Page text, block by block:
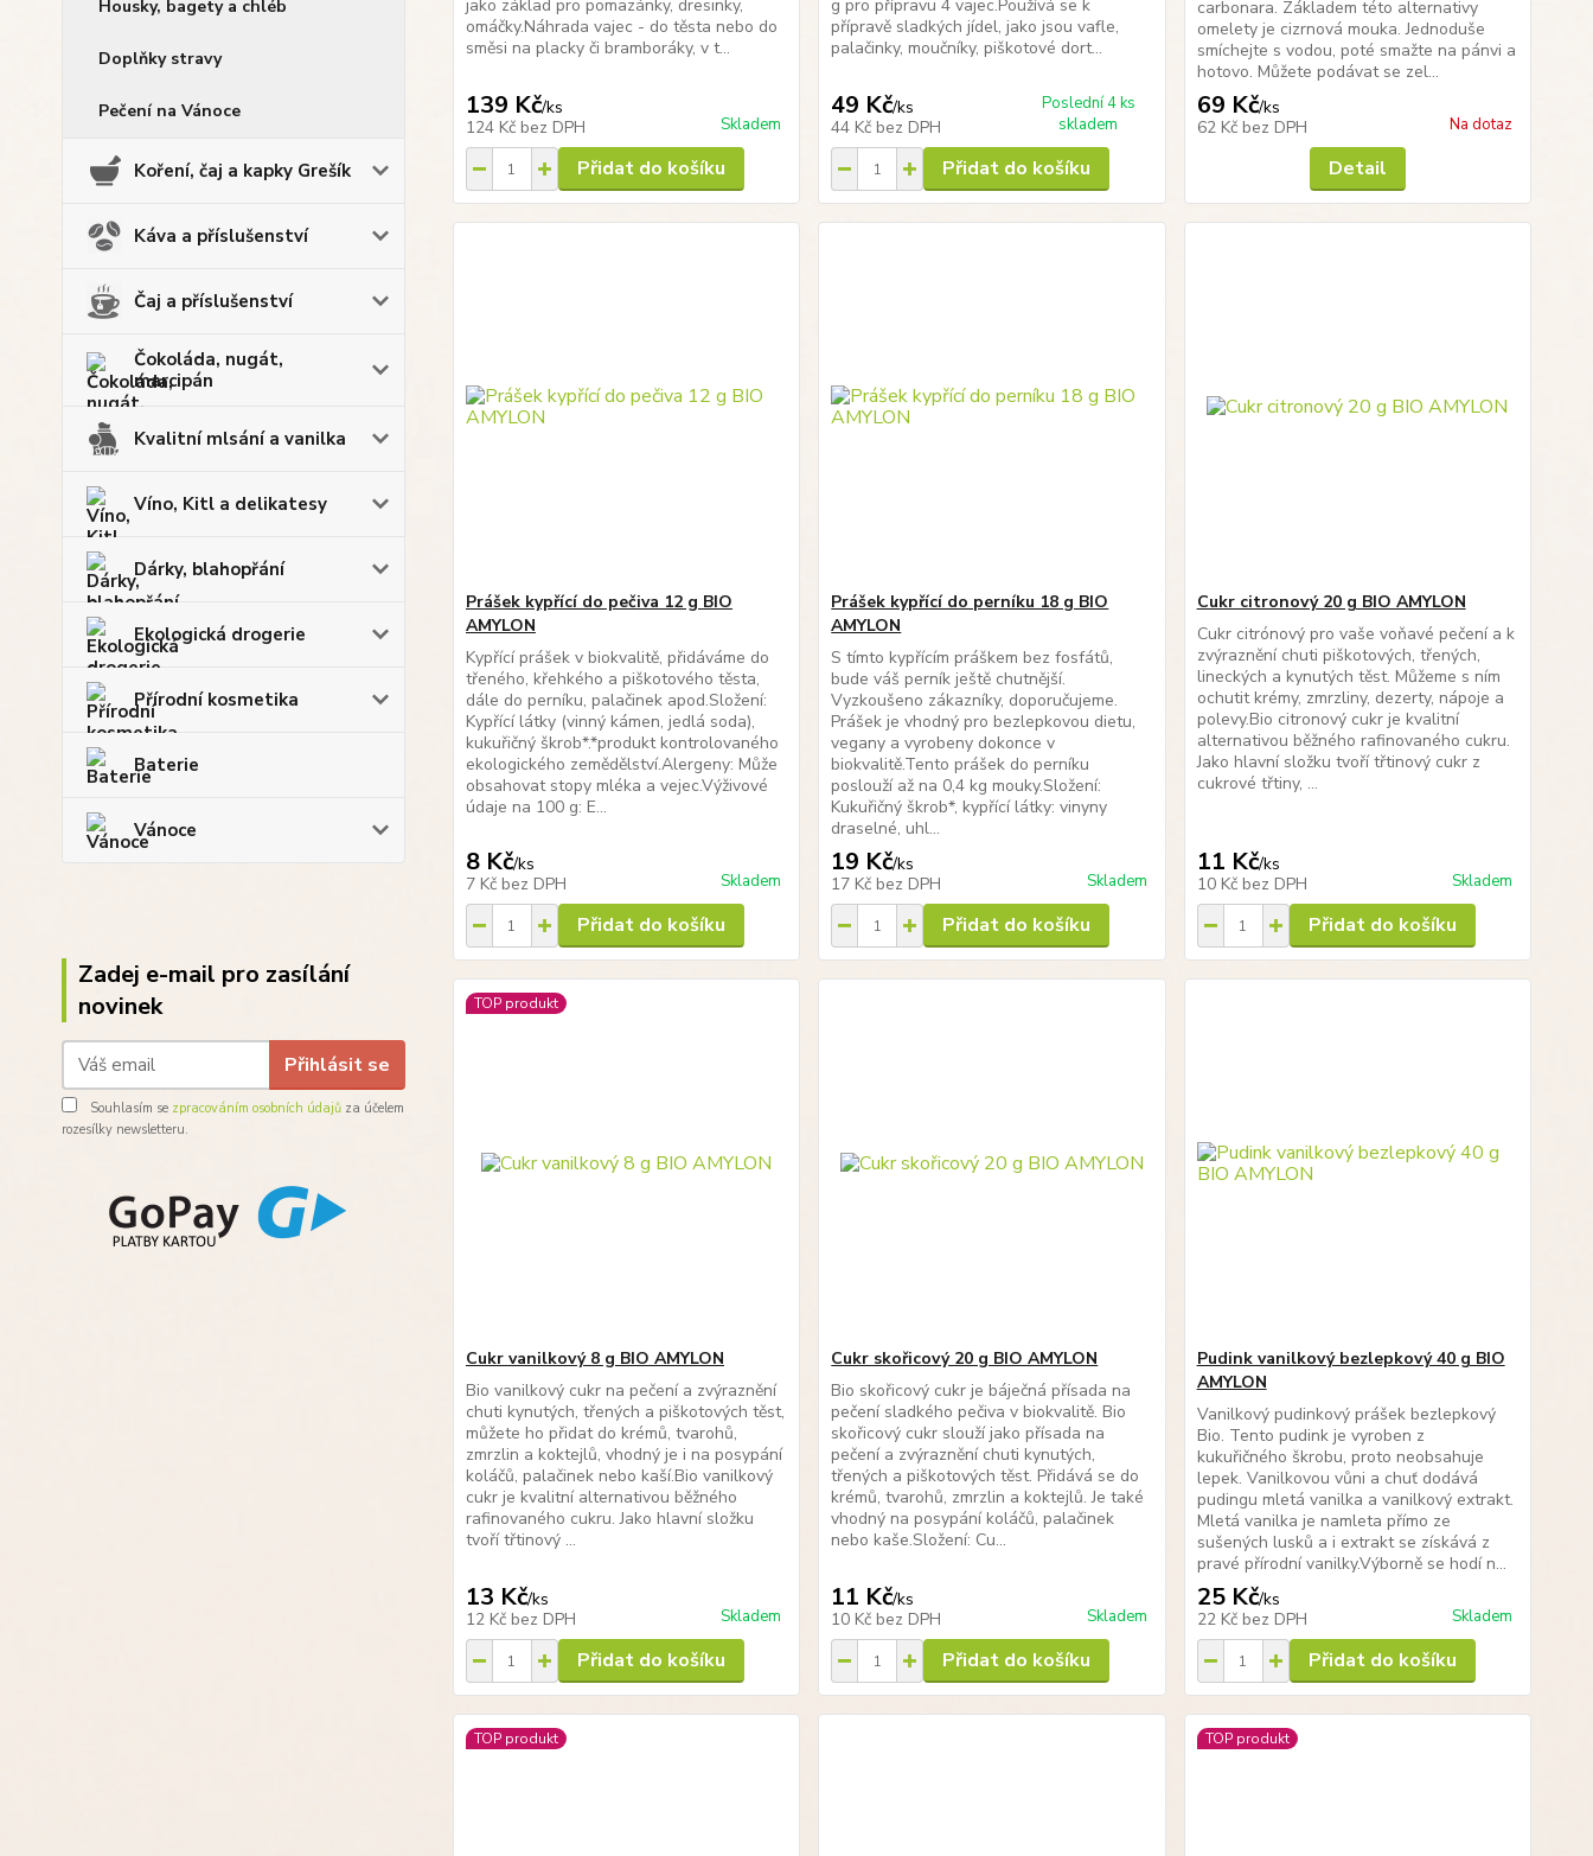
Housky, bagety a chléb
Doplňky stravy
Pečení na Vánoce
Koření, čaj a kapky Grešík
Káva a příslušenství
Čaj a příslušenství
Čokoláda, nugát,
marcipán
Kvalitní mlsání a vanilka
Víno, Kitl a delikatesy
Dárky, blahopřání
Ekologická drogerie
Přírodní kosmetika
Baterie
Vánoce
Zadej e-mail pro zasílání
novinek
Přihlásit se
Souhlasím se zpracováním osobních údajů za účelem
rozesílky newsletteru.
jako základ pro pomazánky, dresinky,
omáčky.Náhrada vajec - do těsta nebo do
směsi na placky či bramboráky, v t...
139 Kč/ks
124 Kč bez DPH Skladem
Přidat do košíku
g pro přípravu 4 vajec.Používá se k
přípravě sladkých jídel, jako jsou vafle,
palačinky, moučníky, piškotové dort...
49 Kč/ks
44 Kč bez DPH
Poslední 4 ks
skladem
Přidat do košíku
carbonara. Základem této alternativy
omelety je cizrnová mouka. Jednoduše
smíchejte s vodou, poté smažte na pánvi a
hotovo. Můžete podávat se zel...
69 Kč/ks
62 Kč bez DPH Na dotaz
Detail
Prášek kypřící do pečiva 12 g BIO
AMYLON
Kypřící prášek v biokvalitě, přidáváme do
třeného, křehkého a piškotového těsta,
dále do perníku, palačinek apod.Složení:
Kypřící látky (vinný kámen, jedlá soda),
kukuřičný škrob*.*produkt kontrolovaného
ekologického zemědělství.Alergeny: Může
obsahovat stopy mléka a vejec.Výživové
údaje na 100 g: E...
8 Kč/ks
7 Kč bez DPH Skladem
Přidat do košíku
Prášek kypřící do perníku 18 g BIO
AMYLON
S tímto kypřícím práškem bez fosfátů,
bude váš perník ještě chutnější.
Vyzkoušeno zákazníky, doporučujeme.
Prášek je vhodný pro bezlepkovou dietu,
vegany a vyrobeny dokonce v
biokvalitě.Tento prášek do perníku
poslouží až na 0,4 kg mouky.Složení:
Kukuřičný škrob*, kypřící látky: vinyny
draselné, uhl...
19 Kč/ks
17 Kč bez DPH Skladem
Přidat do košíku
Cukr citronový 20 g BIO AMYLON
Cukr citrónový pro vaše voňavé pečení a k
zvýraznění chuti piškotových, třených,
lineckých a kynutých těst. Můžeme s ním
ochutit krémy, zmrzliny, dezerty, nápoje a
polevy.Bio citronový cukr je kvalitní
alternativou běžného rafinovaného cukru.
Jako hlavní složku tvoří třtinový cukr z
cukrové třtiny, ...
11 Kč/ks
10 Kč bez DPH Skladem
Přidat do košíku
TOP produkt
Cukr vanilkový 8 g BIO AMYLON
Bio vanilkový cukr na pečení a zvýraznění
chuti kynutých, třených a piškotových těst,
můžete ho přidat do krémů, tvarohů,
zmrzlin a koktejlů, vhodný je i na posypání
koláčů, palačinek nebo kaší.Bio vanilkový
cukr je kvalitní alternativou běžného
rafinovaného cukru. Jako hlavní složku
tvoří třtinový ...
13 Kč/ks
12 Kč bez DPH Skladem
Přidat do košíku
Cukr skořicový 20 g BIO AMYLON
Bio skořicový cukr je báječná přísada na
pečení sladkého pečiva v biokvalitě. Bio
skořicový cukr slouží jako přísada na
pečení a zvýraznění chuti kynutých,
třených a piškotových těst. Přidává se do
krémů, tvarohů, zmrzlin a koktejlů. Je také
vhodný na posypání koláčů, palačinek
nebo kaše.Složení: Cu...
11 Kč/ks
10 Kč bez DPH Skladem
Přidat do košíku
Pudink vanilkový bezlepkový 40 g BIO
AMYLON
Vanilkový pudinkový prášek bezlepkový
Bio. Tento pudink je vyroben z
kukuřičného škrobu, proto neobsahuje
lepek. Vanilkovou vůni a chuť dodává
pudingu mletá vanilka a vanilkový extrakt.
Mletá vanilka je namleta přímo ze
sušených lusků a i extrakt se získává z
pravé přírodní vanilky.Výborně se hodí n...
25 Kč/ks
22 Kč bez DPH Skladem
Přidat do košíku
TOP produkt TOP produkt